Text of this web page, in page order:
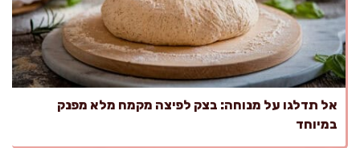
אל תדלגו על מנוחה: בצק לפיצה מקמח מלא מפנק
במיוחד